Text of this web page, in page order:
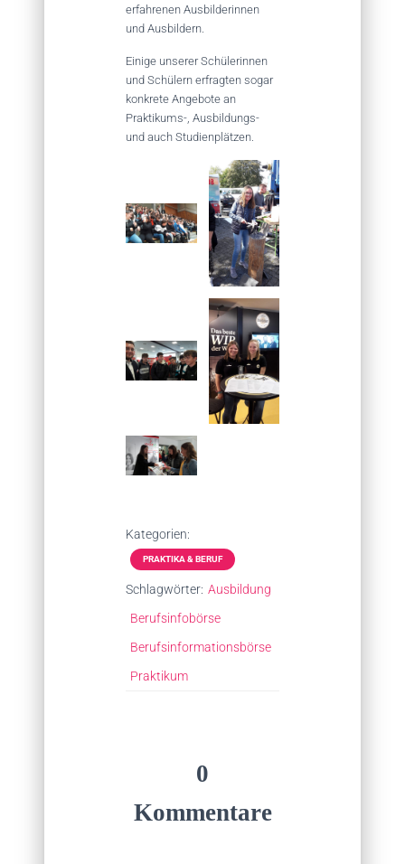
erfahrenen Ausbilderinnen
und Ausbildern.
Einige unserer Schülerinnen
und Schülern erfragten sogar
konkrete Angebote an
Praktikums-, Ausbildungs-
und auch Studienplätzen.
Kategorien:
PRAKTIKA & BERUF
Schlagwörter: Ausbildung
Berufsinfobörse
Berufsinformationsbörse
Praktikum
0
Kommentare